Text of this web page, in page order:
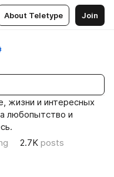
About Teletype Join
жизни и интересных
любопытство и
2.7K posts